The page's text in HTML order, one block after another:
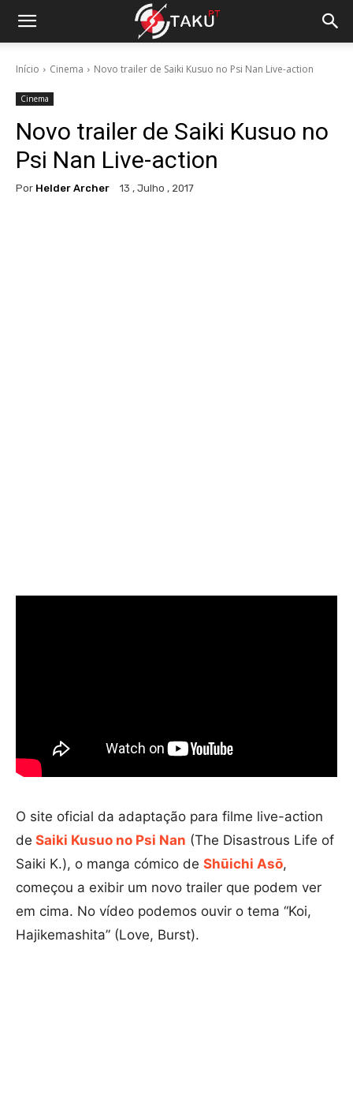
Início Cinema Novo trailer de Saiki Kusuo no Psi Nan Live-action
Cinema
Novo trailer de Saiki Kusuo no
Psi Nan Live-action
Por Helder Archer 13 , Julho , 2017
O site oficial da adaptação para filme live-action
de Saiki Kusuo no Psi Nan (The Disastrous Life of
Saiki K.), o manga cómico de Shūichi Asō,
começou a exibir um novo trailer que podem ver
em cima. No vídeo podemos ouvir o tema “Koi,
Hajikemashita” (Love, Burst).